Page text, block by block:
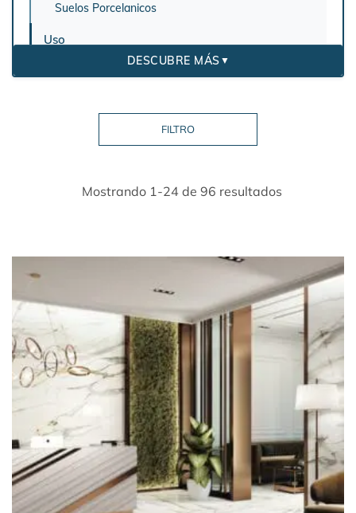
Suelos Porcelanicos
Uso
Mosaicos
Baldosas Hidráulicas
Azulejos Imitación Piedra
Azulejos Hexagonales
Formato
Azulejos 15×15
Azulejos 20×20
Azulejos 25×75
DESCUBRE MÁS ▼
Mostrando 1-24 de 96 resultados